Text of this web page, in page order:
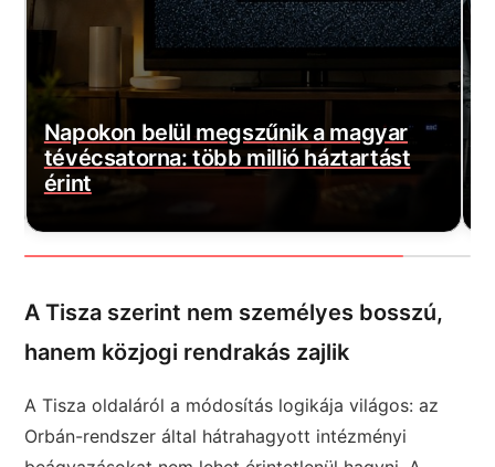
Brutális ami jön: Kegyetlen zivatarok
érkeznek! 9 megyére adták ki a
vészjelzést!
A Tisza szerint nem személyes bosszú,
hanem közjogi rendrakás zajlik
A Tisza oldaláról a módosítás logikája világos: az
Orbán-rendszer által hátrahagyott intézményi